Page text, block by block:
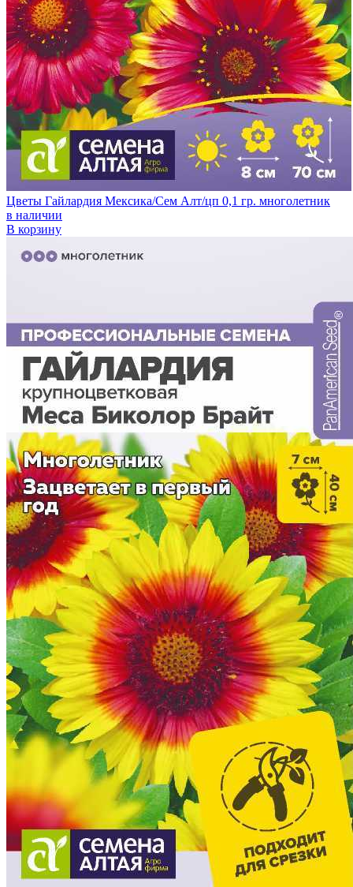
Цветы Гайлардия Мексика/Сем Алт/цп 0,1 гр. многолетник
в наличии
В корзину